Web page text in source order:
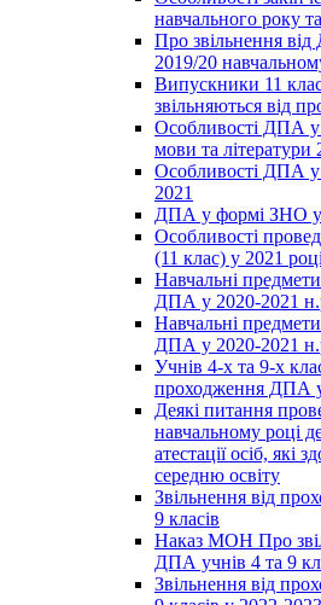
навчального року
Про звільнення
2019/20
Випускники 11
звільняються від
Особливості ДПА у
мови та літератури
Особливості ДПА
2021
ДПА у формі ЗНО у
Особливості
(11 клас) у 2021 році
Навчальні
ДПА у 2020-2021
Навчальні
ДПА у 2020-2021
Учнів 4-х та 9-х
проходження ДПА
Деякі питання
навчальному році
атестації осіб, які
середню освіту
Звільнення від
9 класів
Наказ МОН Про
ДПА учнів 4 та 9
Звільнення від